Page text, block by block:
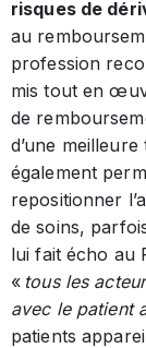
risques de
au
profession
mis tout en
de
d’une
également
repositionner
de soins,
lui fait écho au
« tous les
avec le patient
patients